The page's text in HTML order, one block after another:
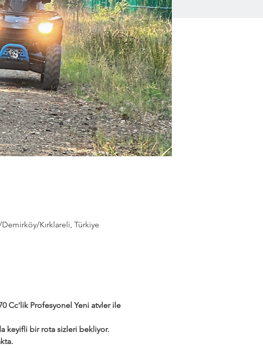
Kırklareli, Türkiye
Cc'lik Profesyonel Yeni atvler ile
keyifli bir rota sizleri bekliyor.